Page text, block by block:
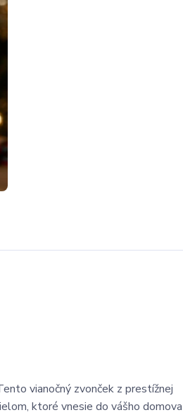
vianočný zvonček z prestížnej
ktoré vnesie do vášho domova